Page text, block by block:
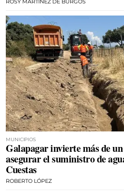
ROSY MARTINEZ DE BURGOS
MUNICIPIOS
Galapagar invierte más de
asegurar el suministro de
Cuestas
ROBERTO LÓPEZ